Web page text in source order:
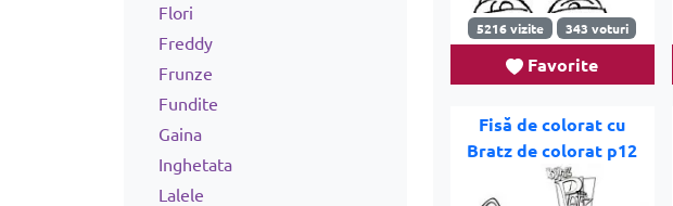
Flori
Freddy
Frunze
Fundite
Gaina
Inghetata
Lalele
5216 vizite 343 voturi
Favorite
Fisă de colorat cu
Bratz de colorat p12